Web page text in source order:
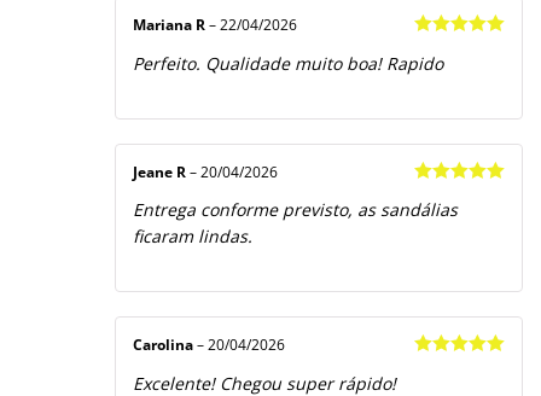
de 5
Mariana R – 22/04/2026
Perfeito. Qualidade muito boa! Rapido
de 5
Jeane R – 20/04/2026
Entrega conforme previsto, as sandálias
ficaram lindas.
Carolina – 20/04/2026
Excelente! Chegou super rápido!